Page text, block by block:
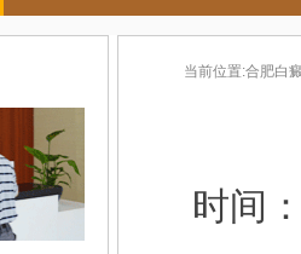
胸背部
手部
白癜风常识
当前位置:合肥白
时间